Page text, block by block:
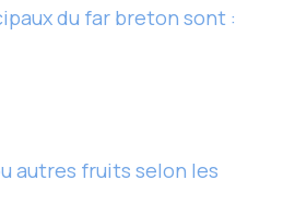
du far breton sont :
autres fruits selon les